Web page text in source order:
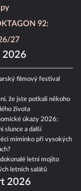
92:
27
2026
filmový festival
že jste potkali někoho
života
úkazy 2026:
slunce a další
miminko při vysokých
dokonalé letní mojito
letních salátů
2026